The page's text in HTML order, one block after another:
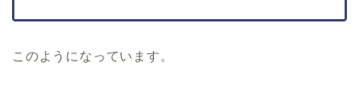
このようになっています。